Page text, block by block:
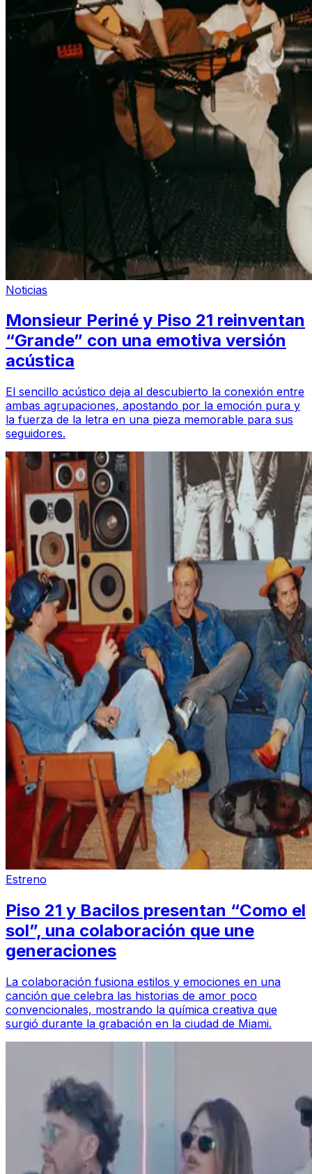
Noticias
Monsieur Periné y Piso 21 reinventan
“Grande” con una emotiva versión
acústica
El sencillo acústico deja al descubierto la conexión entre
ambas agrupaciones, apostando por la emoción pura y
la fuerza de la letra en una pieza memorable para sus
seguidores.
Estreno
Piso 21 y Bacilos presentan “Como el
sol”, una colaboración que une
generaciones
La colaboración fusiona estilos y emociones en una
canción que celebra las historias de amor poco
convencionales, mostrando la química creativa que
surgió durante la grabación en la ciudad de Miami.